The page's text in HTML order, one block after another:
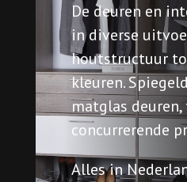
De deuren en
in diverse
houtstructuur
kleuren.
matglas deuren,
concurrerende
Alles in